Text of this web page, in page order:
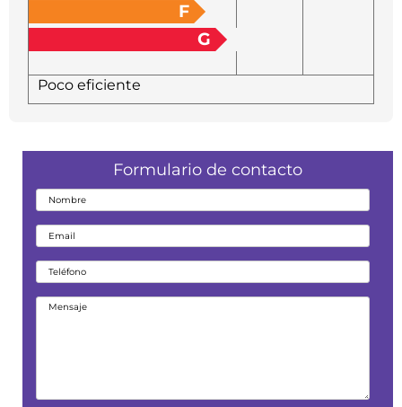
F
G
Poco eficiente
Formulario de contacto